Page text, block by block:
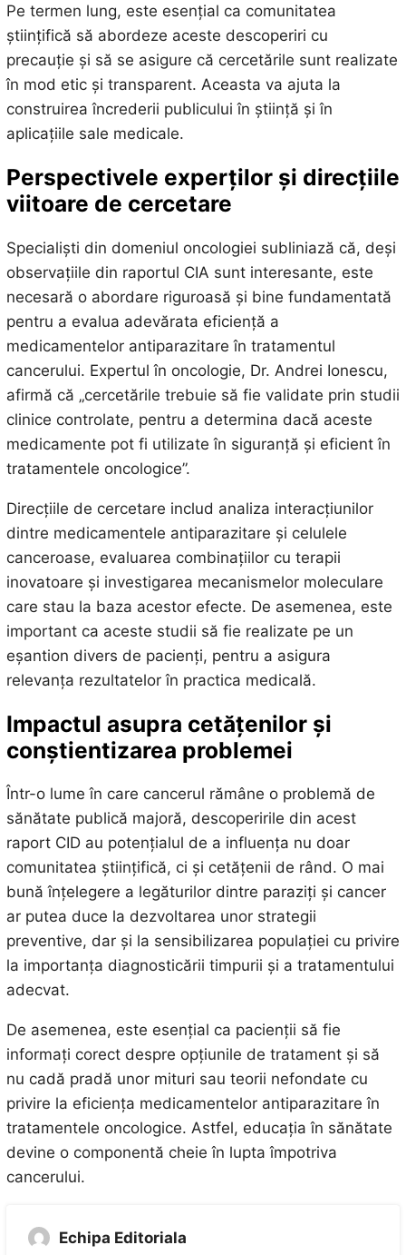
Pe termen lung, este esențial ca comunitatea
științifică să abordeze aceste descoperiri cu
precauție și să se asigure că cercetările sunt realizate
în mod etic și transparent. Aceasta va ajuta la
construirea încrederii publicului în știință și în
aplicațiile sale medicale.
Perspectivele experților și direcțiile
viitoare de cercetare
Specialiști din domeniul oncologiei subliniază că, deși
observațiile din raportul CIA sunt interesante, este
necesară o abordare riguroasă și bine fundamentată
pentru a evalua adevărata eficiență a
medicamentelor antiparazitare în tratamentul
cancerului. Expertul în oncologie, Dr. Andrei Ionescu,
afirmă că „cercetările trebuie să fie validate prin studii
clinice controlate, pentru a determina dacă aceste
medicamente pot fi utilizate în siguranță și eficient în
tratamentele oncologice”.
Direcțiile de cercetare includ analiza interacțiunilor
dintre medicamentele antiparazitare și celulele
canceroase, evaluarea combinațiilor cu terapii
inovatoare și investigarea mecanismelor moleculare
care stau la baza acestor efecte. De asemenea, este
important ca aceste studii să fie realizate pe un
eșantion divers de pacienți, pentru a asigura
relevanța rezultatelor în practica medicală.
Impactul asupra cetățenilor și
conștientizarea problemei
Într-o lume în care cancerul rămâne o problemă de
sănătate publică majoră, descoperirile din acest
raport CID au potențialul de a influența nu doar
comunitatea științifică, ci și cetățenii de rând. O mai
bună înțelegere a legăturilor dintre paraziți și cancer
ar putea duce la dezvoltarea unor strategii
preventive, dar și la sensibilizarea populației cu privire
la importanța diagnosticării timpurii și a tratamentului
adecvat.
De asemenea, este esențial ca pacienții să fie
informați corect despre opțiunile de tratament și să
nu cadă pradă unor mituri sau teorii nefondate cu
privire la eficiența medicamentelor antiparazitare în
tratamentele oncologice. Astfel, educația în sănătate
devine o componentă cheie în lupta împotriva
cancerului.
Echipa Editoriala